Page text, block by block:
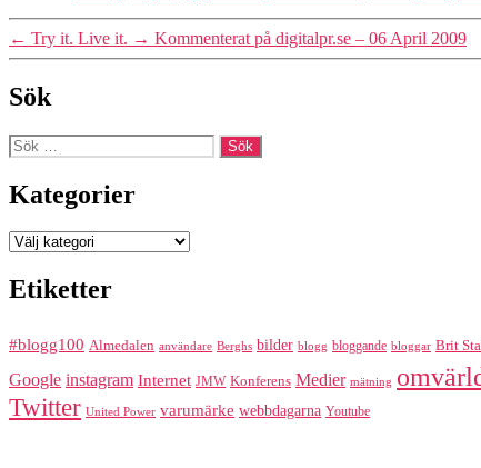
← Try it. Live it. → Kommenterat på digitalpr.se – 06 April 2009
Sök
Sök
efter:
Kategorier
Kategorier
Etiketter
#blogg100 Almedalen användare Berghs bilder blogg bloggande bloggar Brit
Google instagram Internet JMW Konferens Medier mätning
Twitter United Power varumärke webbdagarna Youtube